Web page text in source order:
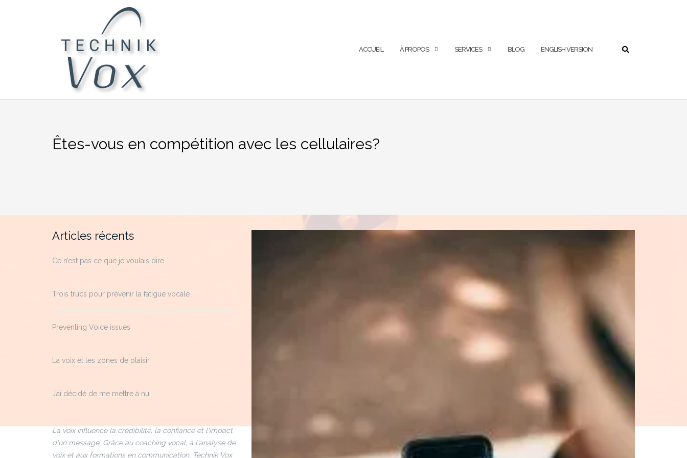
ACCUEIL À PROPOS SERVICES BLOG ENGLISH VERSION
Êtes-vous en compétition avec les cellulaires?
Articles récents
Ce n’est pas ce que je voulais dire…
Trois trucs pour prévenir la fatigue vocale
Preventing Voice issues
La voix et les zones de plaisir
J’ai décidé de me mettre à nu…
La voix influence la crédibilité, la confiance et l'impact
d'un message. Grâce au coaching vocal, à l'analyse de
voix et aux formations en communication, Technik Vox